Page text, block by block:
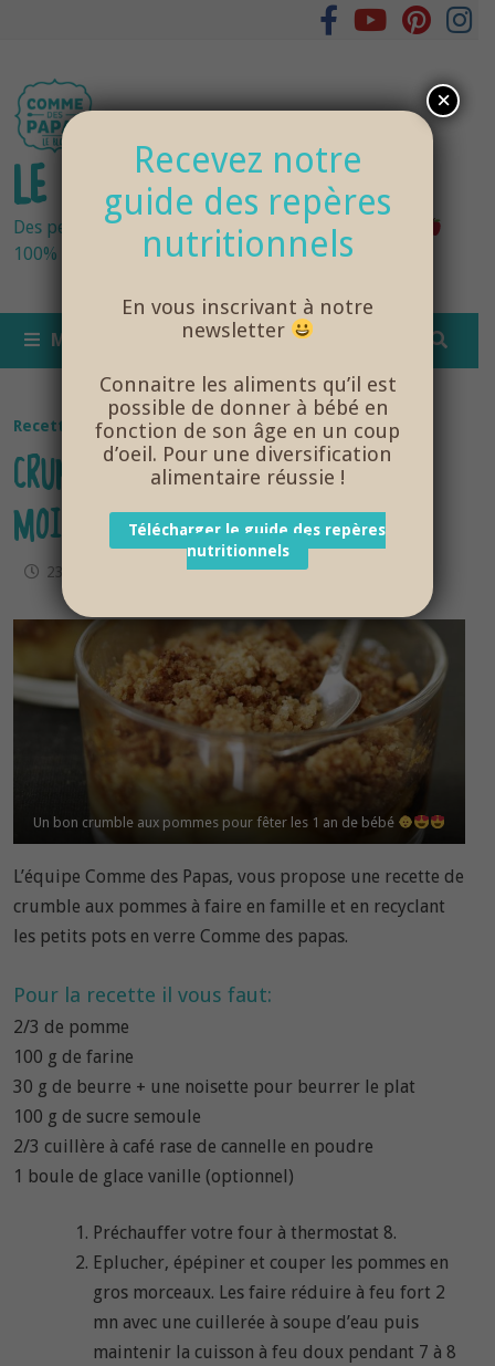
LE BLOG DES PAPAS
Des petits pots bébés fraîchement cuisinés
100% bio et de saison… et cela change tout !
MENU
Recettes bébé
CRUMBLE AUX POMMES DÈS 12
MOIS
23 mars 2020
Un bon crumble aux pommes pour fêter les 1 an de bébé
L’équipe Comme des Papas, vous propose une recette de
crumble aux pommes à faire en famille et en recyclant
les petits pots en verre Comme des papas.
Pour la recette il vous faut:
2/3 de pomme
100 g de farine
30 g de beurre + une noisette pour beurrer le plat
100 g de sucre semoule
2/3 cuillère à café rase de cannelle en poudre
1 boule de glace vanille (optionnel)
Préchauffer votre four à thermostat 8.
Eplucher, épépiner et couper les pommes en
gros morceaux. Les faire réduire à feu fort 2
mn avec une cuillerée à soupe d’eau puis
maintenir la cuisson à feu doux pendant 7 à 8
Recevez notre
guide des repères
nutritionnels
En vous inscrivant à notre
newsletter
Connaitre les aliments qu’il est
possible de donner à bébé en
fonction de son âge en un coup
d’oeil. Pour une diversification
alimentaire réussie !
Télécharger le guide des repères
nutritionnels
×